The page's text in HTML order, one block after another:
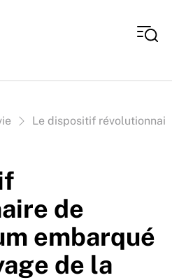
Le dispositif
de
embarqué
de la